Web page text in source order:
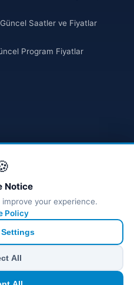
Saatler ve Fiyatlar
Program Fiyatlar
$ USD
Notice
your experience.
Policy
All